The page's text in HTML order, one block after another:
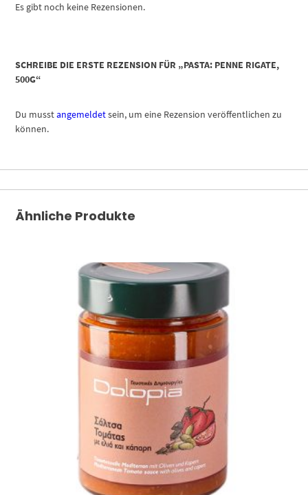
Es gibt noch keine Rezensionen.
SCHREIBE DIE ERSTE REZENSION FÜR „PASTA: PENNE RIGATE,
500G“
Du musstangemeldetsein, um eine Rezension veröffentlichen zu
können.
Ähnliche Produkte